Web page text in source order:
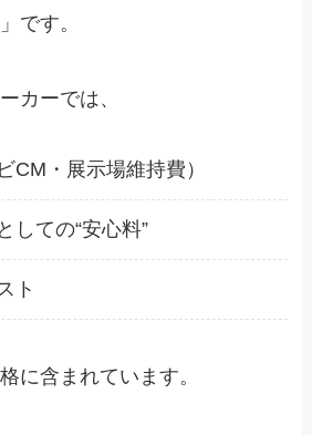
です。
カーでは、
CM・展示場維持費）
しての“安心料”
ト
に含まれています。